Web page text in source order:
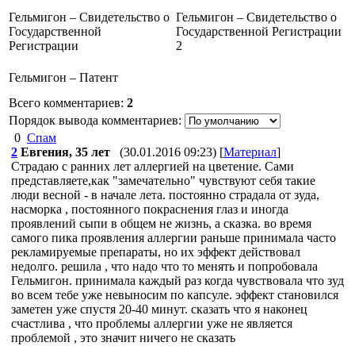
Гельмигон – Свидетельство о
Государственной
Регистрации
Гельмигон – Свидетельство о
Государственной Регистрации
2
Гельмигон – Патент
Всего комментариев: 2
Порядок вывода комментариев:
0 Спам
2 Евгения, 35 лет (30.01.2016 09:23) [Материал]
Страдаю с ранних лет аллергией на цветение. Сами
представляете,как "замечательно" чувствуют себя такие
люди весной - в начале лета. постоянно страдала от зуда,
насморка , постоянного покраснения глаз и иногда
проявлений сыпи в общем не жизнь, а сказка. во время
самого пика проявления аллергии раньше принимала часто
рекламируемые препараты, но их эффект действовал
недолго. решила , что надо что то менять и попробовала
Гельмигон. принимала каждый раз когда чувствовала что зуд
во всем тебе уже невыносим по капсуле. эффект становился
заметен уже спустя 20-40 минут. сказать что я наконец
счастлива , что проблемы аллергии уже не является
проблемой , это значит ничего не сказать